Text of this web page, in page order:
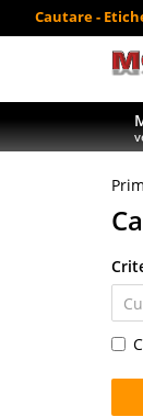
Cautare -